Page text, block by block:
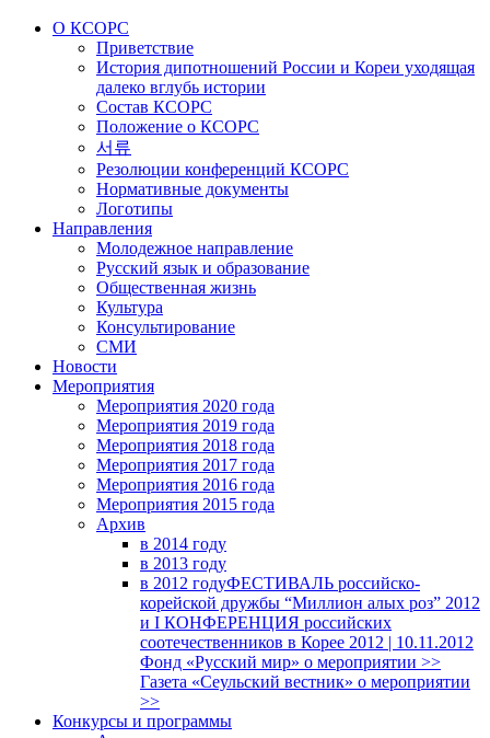
О КСОРС
Приветствие
История дипотношений России и Кореи уходящая
далеко вглубь истории
Состав КСОРС
Положение о КСОРС
서류
Резолюции конференций КСОРС
Нормативные документы
Логотипы
Направления
Молодежное направление
Русский язык и образование
Общественная жизнь
Культура
Консультирование
СМИ
Новости
Мероприятия
Мероприятия 2020 года
Мероприятия 2019 года
Мероприятия 2018 годa
Мероприятия 2017 года
Мероприятия 2016 года
Мероприятия 2015 года
Архив
в 2014 году
в 2013 году
в 2012 годуФЕСТИВАЛЬ российско-
корейской дружбы “Миллион алых роз” 2012
и I КОНФЕРЕНЦИЯ российских
соотечественников в Корее 2012 | 10.11.2012
Фонд «Русский мир» о мероприятии >>
Газета «Сеульский вестник» о мероприятии
>>
Конкурсы и программы